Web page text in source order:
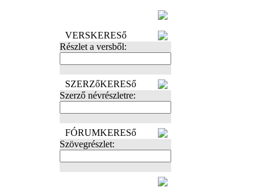
VERSKERESő
Részlet a versből:
SZERZőKERESő
Szerző névrészletre:
FÓRUMKERESő
Szövegrészlet: